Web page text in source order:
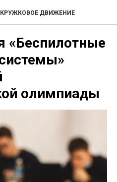
ДВИЖЕНИЕ
«Беспилотные
олимпиады